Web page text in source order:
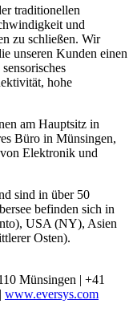
traditionellen
und
zu schließen. Wir
unseren Kunden einen
hohe
am Hauptsitz in
Büro in Münsingen,
Elektronik und
sind in über 50
befinden sich in
USA (NY), Asien
Osten).
Münsingen | +41
www.eversys.com